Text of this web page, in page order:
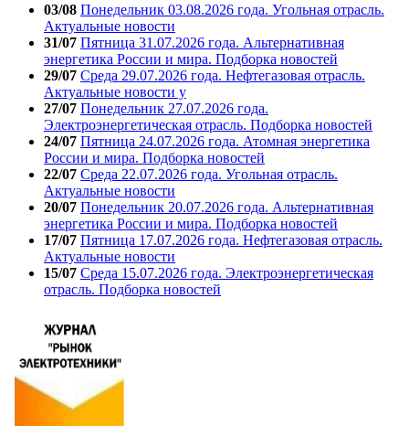
03/08 Понедельник 03.08.2026 года. Угольная отрасль.
Актуальные новости
31/07 Пятница 31.07.2026 года. Альтернативная
энергетика России и мира. Подборка новостей
29/07 Среда 29.07.2026 года. Нефтегазовая отрасль.
Актуальные новости у
27/07 Понедельник 27.07.2026 года.
Электроэнергетическая отрасль. Подборка новостей
24/07 Пятница 24.07.2026 года. Атомная энергетика
России и мира. Подборка новостей
22/07 Среда 22.07.2026 года. Угольная отрасль.
Актуальные новости
20/07 Понедельник 20.07.2026 года. Альтернативная
энергетика России и мира. Подборка новостей
17/07 Пятница 17.07.2026 года. Нефтегазовая отрасль.
Актуальные новости
15/07 Среда 15.07.2026 года. Электроэнергетическая
отрасль. Подборка новостей